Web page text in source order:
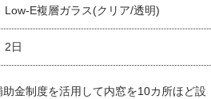
Low-E複層ガラス(クリア/透明)
2日
金制度を活用して内窓を10カ所ほど設